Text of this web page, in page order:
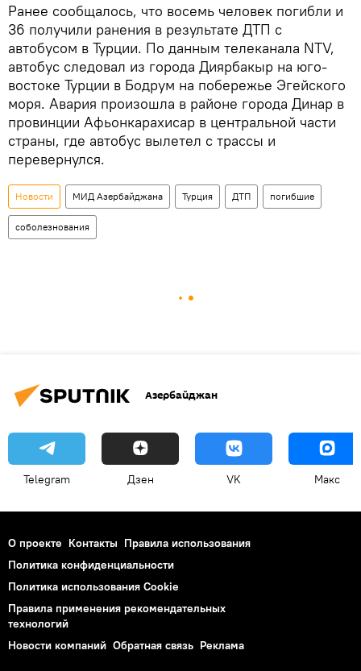
Ранее сообщалось, что восемь человек погибли и
36 получили ранения в результате ДТП с
автобусом в Турции. По данным телеканала NTV,
автобус следовал из города Диярбакыр на юго-
востоке Турции в Бодрум на побережье Эгейского
моря. Авария произошла в районе города Динар в
провинции Афьонкарахисар в центральной части
страны, где автобус вылетел с трассы и
перевернулся.
Новости МИД Азербайджана Турция ДТП погибшие
соболезнования
Азербайджан
Telegram Дзен VK Макс
О проекте Контакты Правила использования
Политика конфиденциальности
Политика использования Cookie
Правила применения рекомендательных
технологий
Новости компаний Обратная связь Реклама